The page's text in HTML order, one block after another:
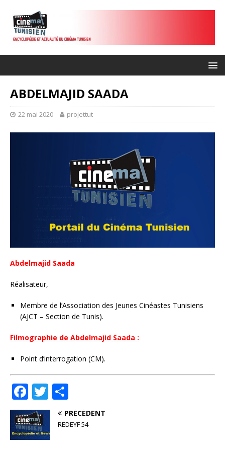
ABDELMAJID SAADA
22 mai 2020 projettut
Abdelmajid Saada
Réalisateur,
Membre de l’Association des Jeunes Cinéastes Tunisiens
(AJCT – Section de Tunis).
Filmographie de Abdelmajid Saada :
Point d’interrogation (CM).
F
a
c
e
T
w
it
te
ar
ta
PRÉCÉDENT
REDEYF 54